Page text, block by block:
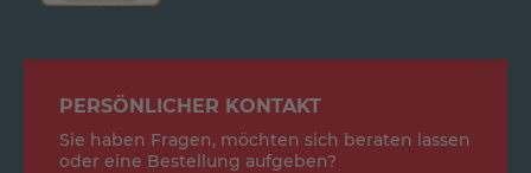
PERSÖNLICHER KONTAKT
Sie haben Fragen, möchten sich beraten lassen
oder eine Bestellung aufgeben?